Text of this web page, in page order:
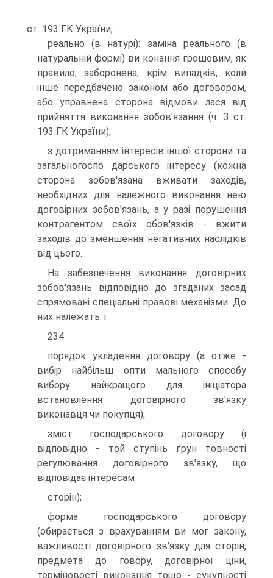
ст. 193 ГК України;
реально (в натурі): заміна реального (в
натуральній формі) ви конання грошовим, як
правило, заборонена, крім випадків, коли
інше передбачено законом або договором,
або управнена сторона відмови лася від
прийняття виконання зобов'язання (ч. З ст.
193 ГК України);
з дотриманням інтересів іншої сторони та
загальногоспо дарського інтересу (кожна
сторона зобов'язана вживати заходів,
необхідних для належного виконання нею
договірних зобов'язань, а у разі порушення
контрагентом своїх обов'язків - вжити
заходів до зменшення негативних наслідків
від цього.
На забезпечення виконання договірних
зобов'язань відповідно до згаданих засад
спрямовані спеціальні правові механізми. До
них належать: і
234
порядок укладення договору (а отже -
вибір найбільш опти мального способу
вибору найкращого для ініціатора
встановлення договірного зв'язку
виконавця чи покупця);
зміст господарського договору (і
відповідно - той ступінь ґрун товності
регулювання договірного зв'язку, що
відповідає інтересам
сторін);
форма господарського договору
(обирається з врахуванням ви мог закону,
важливості договірного зв'язку для сторін,
предмета до говору, договірної ціни,
терміновості виконання тощо - сукупності